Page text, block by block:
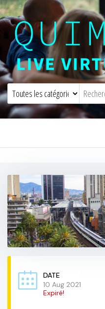
Quimbaya Virtual
DATE
10 Aug 2021
Expiré!